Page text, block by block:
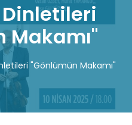
Makamı"
"Gönlümün Makamı"